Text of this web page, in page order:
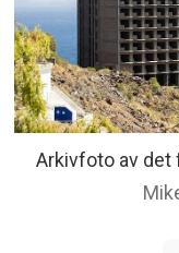
Arkivfoto av det